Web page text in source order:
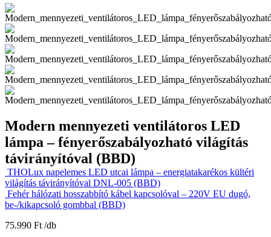
Modern mennyezeti ventilátoros LED
lámpa – fényerőszabályozható világítás
távirányítóval (BBD)
THOLux napelemes LED utcai lámpa – energiatakarékos kültéri
világítás távirányítóval DNL-005 (BBD)
Fehér hálózati hosszabbító kábel kapcsolóval – 220V EU dugó,
be-/kikapcsoló gombbal (BBD)
75.990 Ft